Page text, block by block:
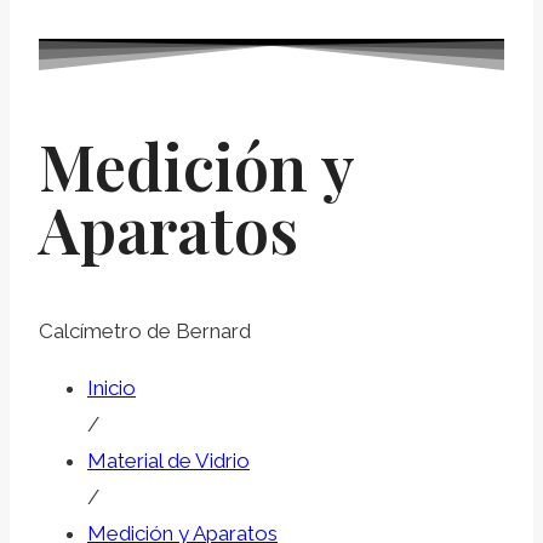
Medición y
Aparatos
Calcímetro de Bernard
Inicio
/
Material de Vidrio
/
Medición y Aparatos